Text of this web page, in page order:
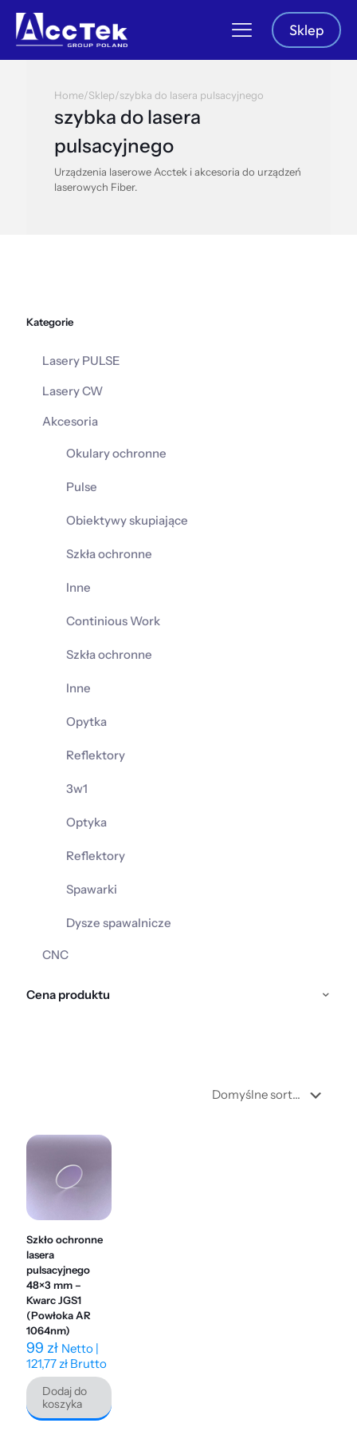
Sklep
Home/Sklep/szybka do lasera pulsacyjnego
szybka do lasera
pulsacyjnego
Urządzenia laserowe Acctek i akcesoria do urządzeń
laserowych Fiber.
Kategorie
Lasery PULSE
Lasery CW
Akcesoria
Okulary ochronne
Pulse
Obiektywy skupiające
Szkła ochronne
Inne
Continious Work
Szkła ochronne
Inne
Opytka
Reflektory
3w1
Optyka
Reflektory
Spawarki
Dysze spawalnicze
CNC
Cena produktu
Szkło ochronne
lasera
pulsacyjnego
48×3 mm –
Kwarc JGS1
(Powłoka AR
1064nm)
99 zł Netto |
121,77zł Brutto
Dodaj do
koszyka